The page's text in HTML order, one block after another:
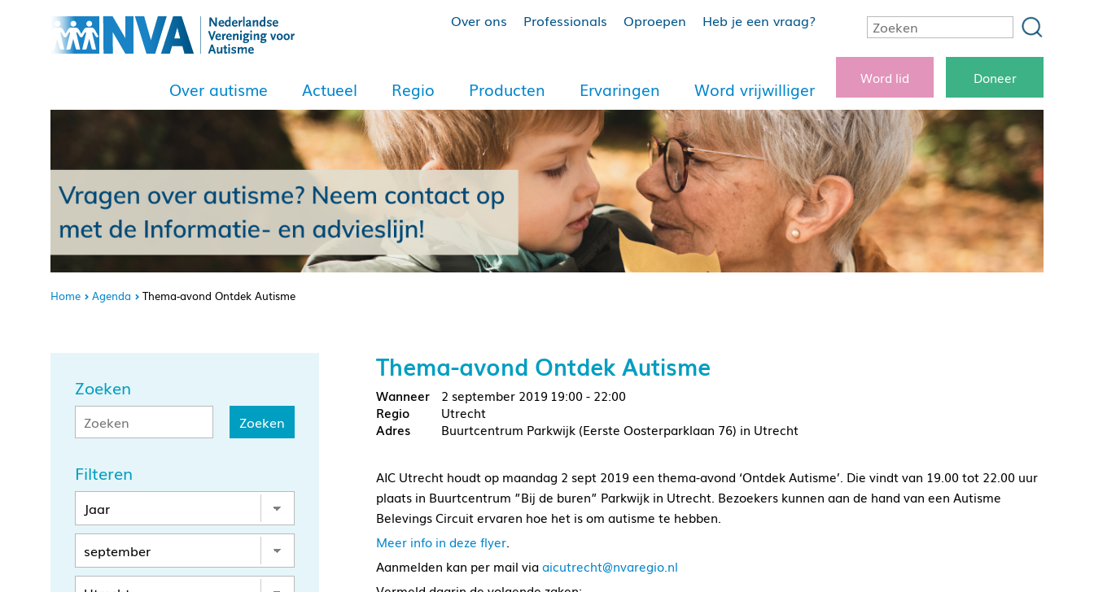
Over ons Professionals Oproepen Heb je een vraag?
Over autisme Actueel Regio Producten Ervaringen Word vrijwilliger
Word lid Doneer
Home Agenda Thema-avond Ontdek Autisme
Zoeken
Filteren
Thema-avond Ontdek Autisme
2 september 2019 19:00 - 22:00
Utrecht
Buurtcentrum Parkwijk (Eerste Oosterparklaan 76) in Utrecht
AIC Utrecht houdt op maandag 2 sept 2019 een thema-avond ‘Ontdek Autisme’. Die vindt van 19.00 tot 22.00 uur
plaats in Buurtcentrum ”Bij de buren” Parkwijk in Utrecht. Bezoekers kunnen aan de hand van een Autisme
Belevings Circuit ervaren hoe het is om autisme te hebben.
Meer info in deze flyer.
Aanmelden kan per mail viaaicutrecht@nvaregio.nl